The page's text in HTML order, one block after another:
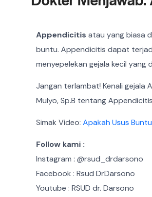
Appendicitis atau yang biasa
buntu. Appendicitis dapat
menyepelekan gejala kecil yang
Jangan terlambat! Kenali gejala
Mulyo, Sp.B tentang
Simak Video: Apakah Usus
Follow kami :
Instagram : @rsud_drdarsono
Facebook : Rsud DrDarsono
Youtube : RSUD dr. Darsono